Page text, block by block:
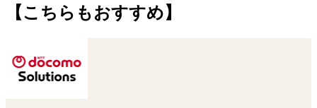
【こちらもおすすめ】